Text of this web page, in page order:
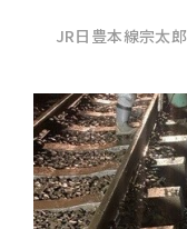
JR日豊本線宗太郎